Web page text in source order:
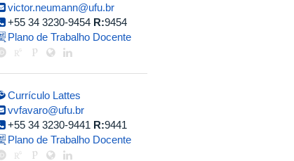
victor.neumann@ufu.br
+55 34 3230-9454 R:9454
Plano de Trabalho Docente
Currículo Lattes
vvfavaro@ufu.br
+55 34 3230-9441 R:9441
Plano de Trabalho Docente